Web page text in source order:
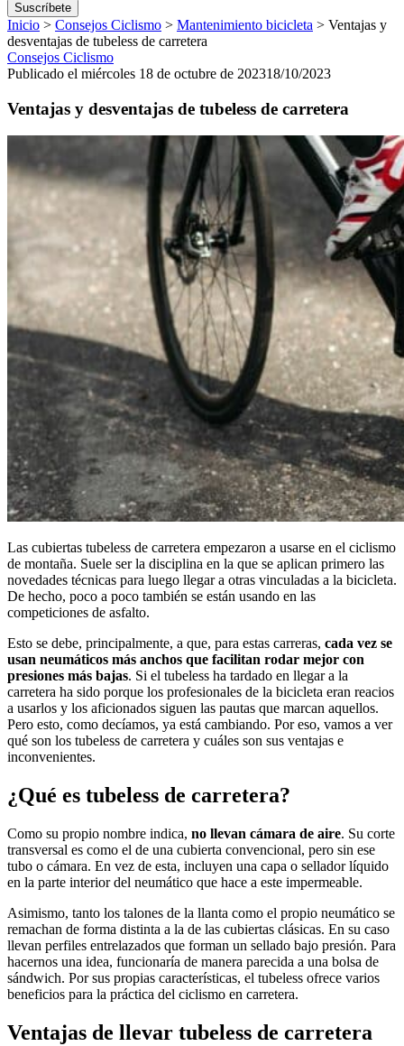
Suscríbete
Inicio > Consejos Ciclismo > Mantenimiento bicicleta > Ventajas y
desventajas de tubeless de carretera
Consejos Ciclismo
Publicado el miércoles 18 de octubre de 202318/10/2023
Ventajas y desventajas de tubeless de carretera
Las cubiertas tubeless de carretera empezaron a usarse en el ciclismo
de montaña. Suele ser la disciplina en la que se aplican primero las
novedades técnicas para luego llegar a otras vinculadas a la bicicleta.
De hecho, poco a poco también se están usando en las
competiciones de asfalto.
Esto se debe, principalmente, a que, para estas carreras, cada vez se
usan neumáticos más anchos que facilitan rodar mejor con
presiones más bajas. Si el tubeless ha tardado en llegar a la
carretera ha sido porque los profesionales de la bicicleta eran reacios
a usarlos y los aficionados siguen las pautas que marcan aquellos.
Pero esto, como decíamos, ya está cambiando. Por eso, vamos a ver
qué son los tubeless de carretera y cuáles son sus ventajas e
inconvenientes.
¿Qué es tubeless de carretera?
Como su propio nombre indica, no llevan cámara de aire. Su corte
transversal es como el de una cubierta convencional, pero sin ese
tubo o cámara. En vez de esta, incluyen una capa o sellador líquido
en la parte interior del neumático que hace a este impermeable.
Asimismo, tanto los talones de la llanta como el propio neumático se
remachan de forma distinta a la de las cubiertas clásicas. En su caso
llevan perfiles entrelazados que forman un sellado bajo presión. Para
hacernos una idea, funcionaría de manera parecida a una bolsa de
sándwich. Por sus propias características, el tubeless ofrece varios
beneficios para la práctica del ciclismo en carretera.
Ventajas de llevar tubeless de carretera